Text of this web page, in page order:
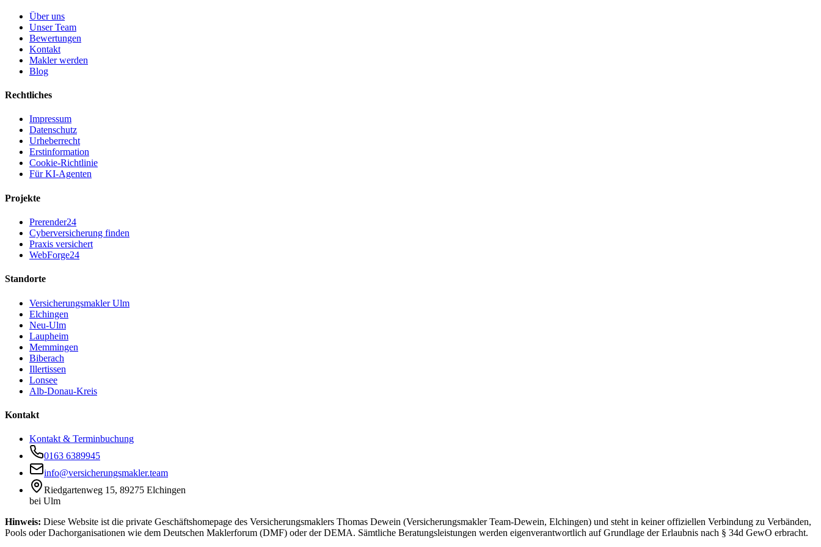
Über uns
Unser Team
Bewertungen
Kontakt
Makler werden
Blog
Rechtliches
Impressum
Datenschutz
Urheberrecht
Erstinformation
Cookie-Richtlinie
Für KI-Agenten
Projekte
Prerender24
Cyberversicherung finden
Praxis versichert
WebForge24
Standorte
Versicherungsmakler Ulm
Elchingen
Neu-Ulm
Laupheim
Memmingen
Biberach
Illertissen
Lonsee
Alb-Donau-Kreis
Kontakt
Kontakt & Terminbuchung
0163 6389945
info@versicherungsmakler.team
Riedgartenweg 15, 89275 Elchingen
bei Ulm
Hinweis: Diese Website ist die private Geschäftshomepage des Versicherungsmaklers Thomas Dewein (Versicherungsmakler Team-Dewein, Elchingen) und steht in keiner offiziellen Verbindung zu Verbänden,
Pools oder Dachorganisationen wie dem Deutschen Maklerforum (DMF) oder der DEMA. Sämtliche Beratungsleistungen werden eigenverantwortlich auf Grundlage der Erlaubnis nach § 34d GewO erbracht.